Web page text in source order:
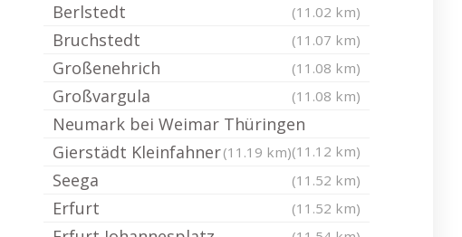
Berlstedt (11.02 km)
Bruchstedt (11.07 km)
Großenehrich (11.08 km)
Großvargula (11.08 km)
Neumark bei Weimar Thüringen
(11.12 km)
Gierstädt Kleinfahner(11.19 km)
Seega (11.52 km)
Erfurt (11.52 km)